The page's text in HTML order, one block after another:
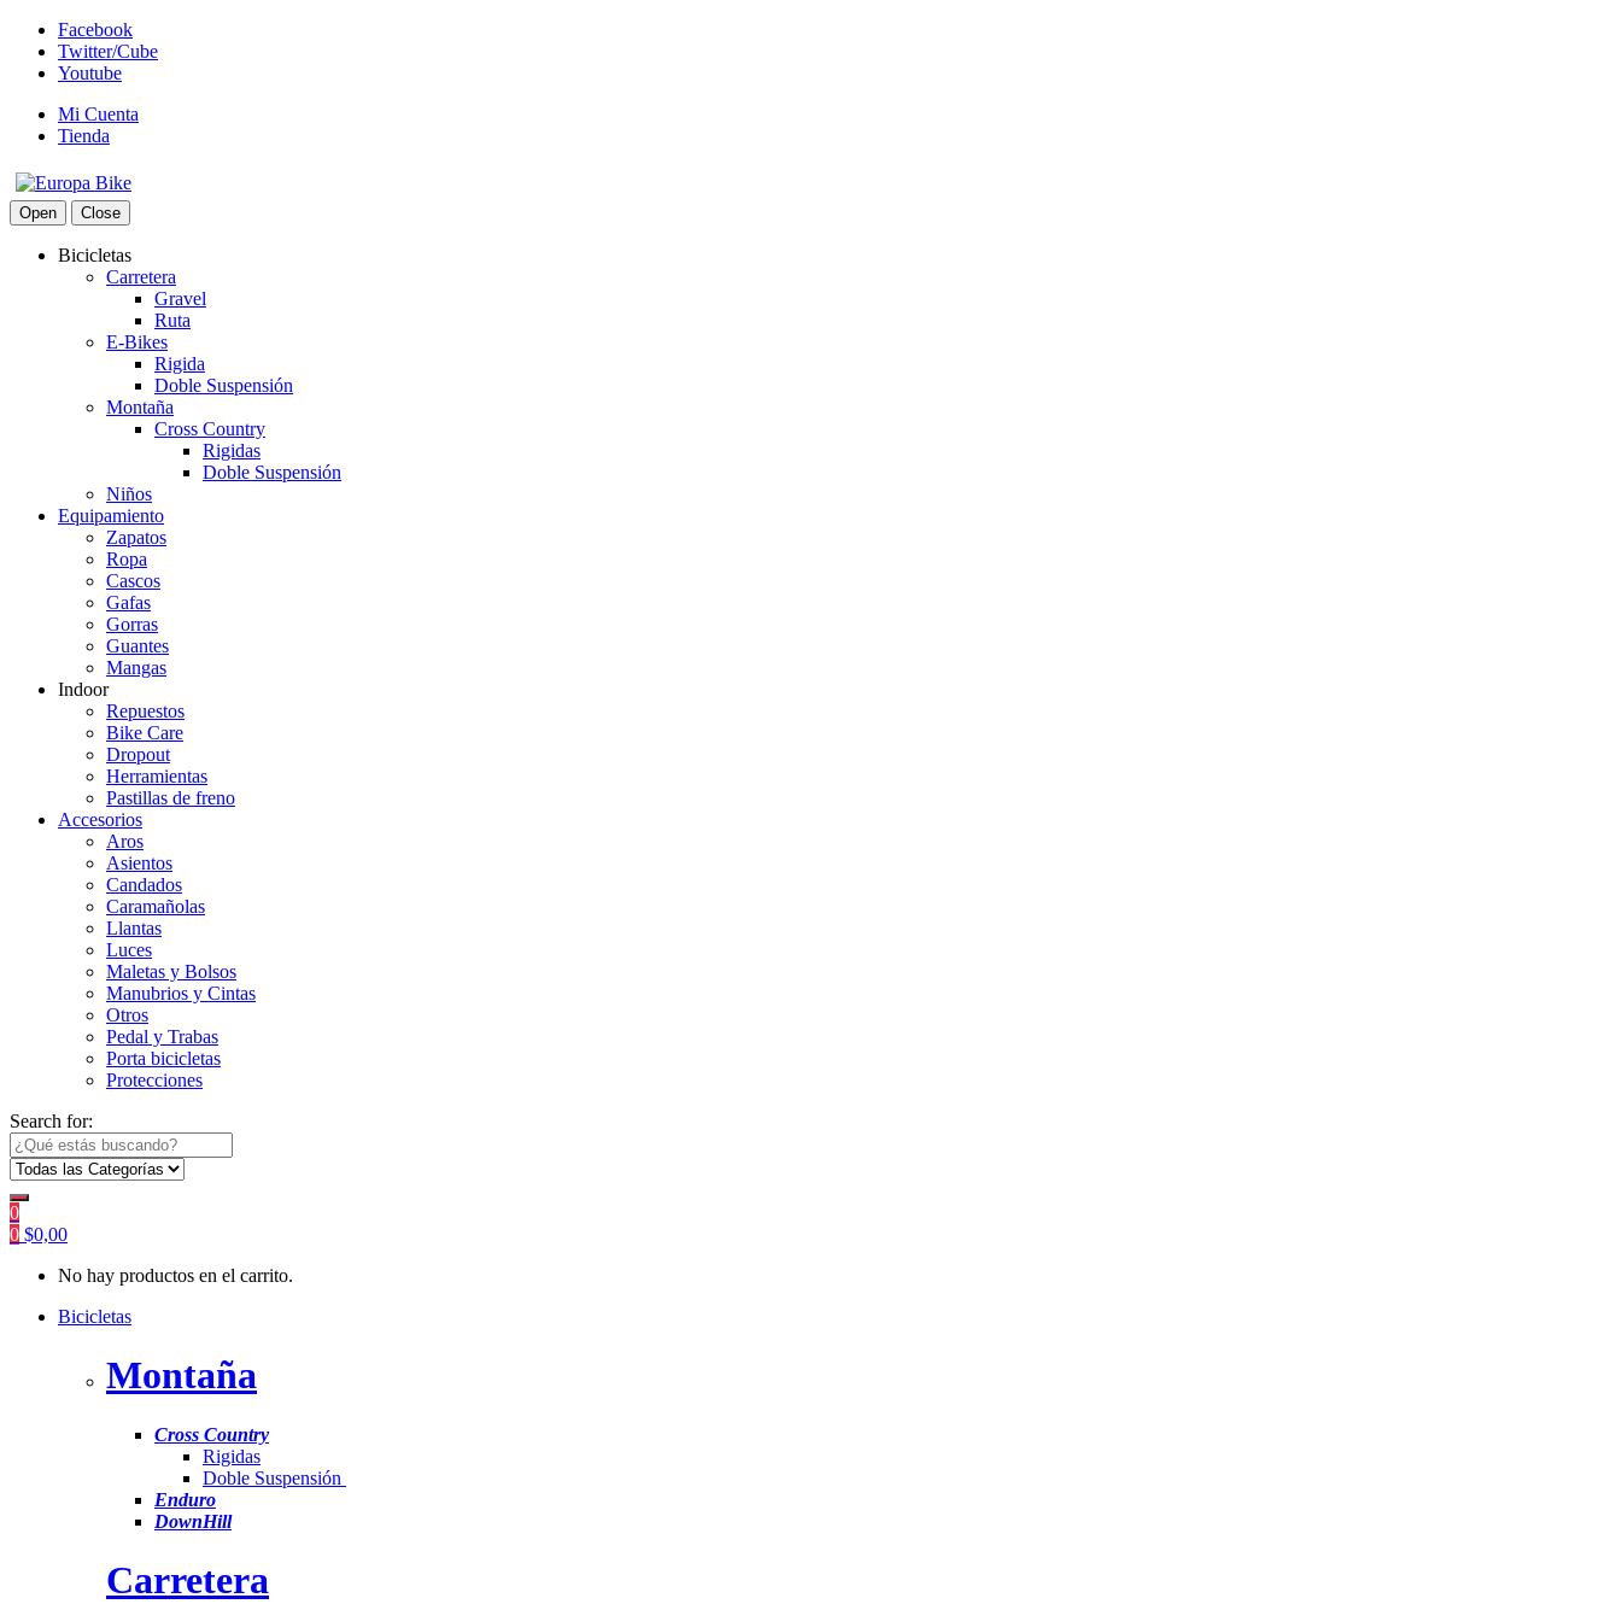
Facebook
Twitter/Cube
Youtube
Mi Cuenta
Tienda
Open Close
Bicicletas
Carretera
Gravel
Ruta
E-Bikes
Rigida
Doble Suspensión
Montaña
Cross Country
Rigidas
Doble Suspensión
Niños
Equipamiento
Zapatos
Ropa
Cascos
Gafas
Gorras
Guantes
Mangas
Indoor
Repuestos
Bike Care
Dropout
Herramientas
Pastillas de freno
Accesorios
Aros
Asientos
Candados
Caramañolas
Llantas
Luces
Maletas y Bolsos
Manubrios y Cintas
Otros
Pedal y Trabas
Porta bicicletas
Protecciones
Search for:
0
0 $0,00
No hay productos en el carrito.
Bicicletas
Montaña
Cross Country
Rigidas
Doble Suspensión
Enduro
DownHill
Carretera